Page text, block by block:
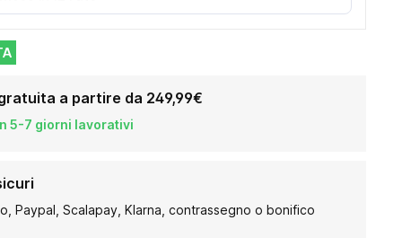
a partire da 249,99€
5-7 giorni lavorativi
Paypal, Scalapay, Klarna, contrassegno o bonifico